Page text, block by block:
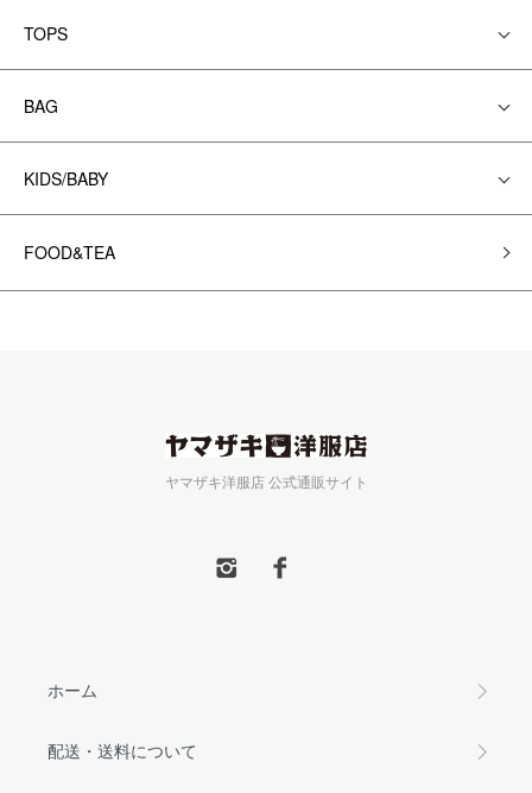
TOPS
BAG
KIDS/BABY
FOOD&TEA
ヤマザキ洋服店 公式通販サイト
ホーム
配送・送料について